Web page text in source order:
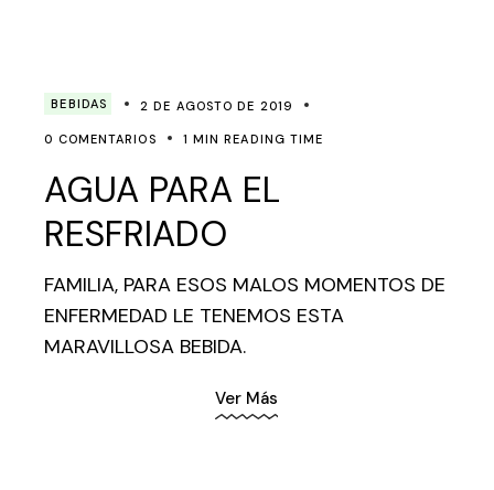
BEBIDAS 2 DE AGOSTO DE 2019
0 COMENTARIOS 1 MIN READING TIME
AGUA PARA EL
RESFRIADO
FAMILIA, PARA ESOS MALOS MOMENTOS DE
ENFERMEDAD LE TENEMOS ESTA
MARAVILLOSA BEBIDA.
Ver Más